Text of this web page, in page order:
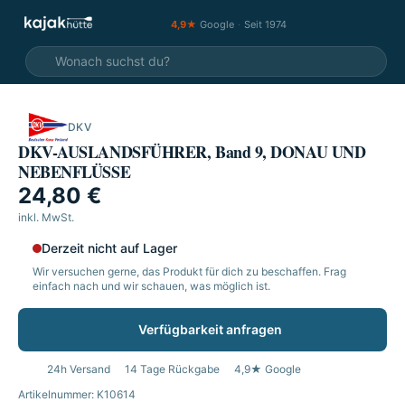
4,9★ Google · Seit 1974
DKV
DKV-AUSLANDSFÜHRER, Band 9, DONAU UND
NEBENFLÜSSE
24,80 €
inkl. MwSt.
Derzeit nicht auf Lager
Wir versuchen gerne, das Produkt für dich zu beschaffen. Frag
einfach nach und wir schauen, was möglich ist.
Verfügbarkeit anfragen
24h Versand 14 Tage Rückgabe
4,9★ Google
Artikelnummer: K10614